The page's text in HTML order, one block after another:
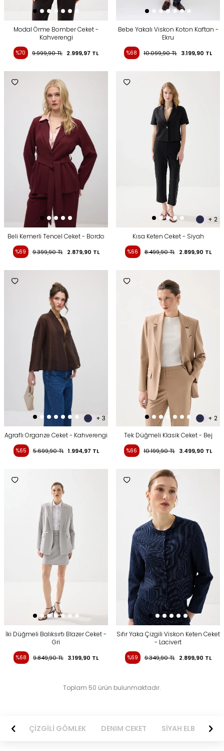
Modal Örme Bomber Ceket -
Kahverengi
%70 9.999,90TL 2.999,97 TL
Bebe Yakalı Viskon Koton Kaftan -
Ekru
%68 10.099,90TL 3.199,90 TL
Beli Kemerli Tencel Ceket - Bordo
%69 9.399,90TL 2.879,90 TL
+ 2
Kısa Keten Ceket - Siyah
%66 8.499,90TL 2.899,90 TL
+ 3
Agraflı Organze Ceket - Kahverengi
%65 5.699,90TL 1.994,97 TL
+ 2
Tek Düğmeli Klasik Ceket - Bej
%66 10.199,90TL 3.499,90 TL
İki Düğmeli Balıksırtı Blazer Ceket -
Gri
%68 9.849,90TL 3.199,90 TL
Sıfır Yaka Çizgili Viskon Keten Ceket
- Lacivert
%69 9.349,90TL 2.899,90 TL
Toplam 50 ürün bulunmaktadır.
ÇİZGİLİ GÖMLEK DENIM CEKET SİYAH ELBİSE